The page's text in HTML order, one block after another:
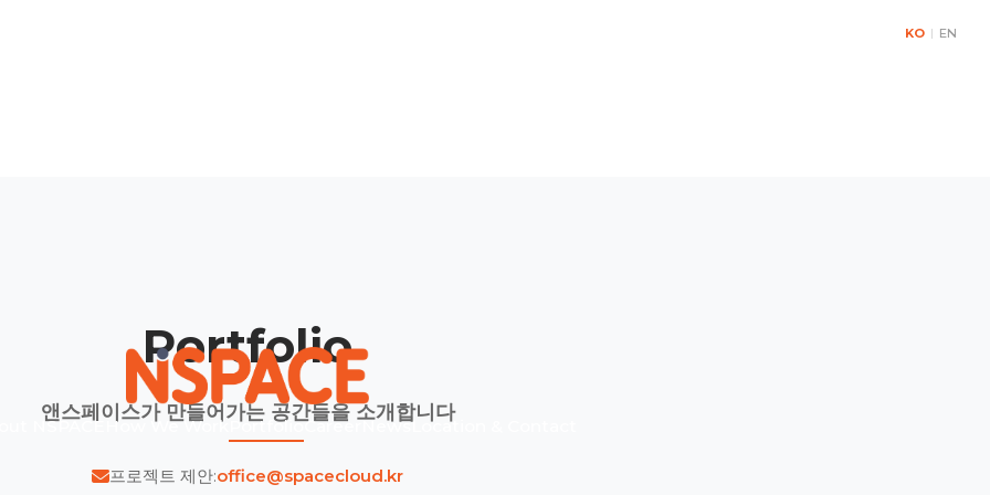
KO | EN
NSPACE How We WorkPortfolioCareerNewsLocation & Contact
Portfolio
앤스페이스가 만들어가는 공간들을 소개합니다
프로젝트 제안:office@spacecloud.kr